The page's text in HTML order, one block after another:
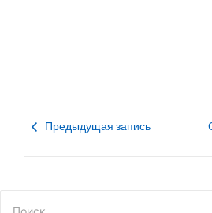
Предыдущая запись